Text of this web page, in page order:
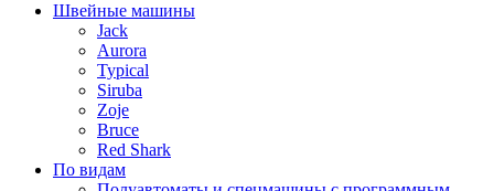
Швейные машины
Jack
Aurora
Typical
Siruba
Zoje
Bruce
Red Shark
По видам